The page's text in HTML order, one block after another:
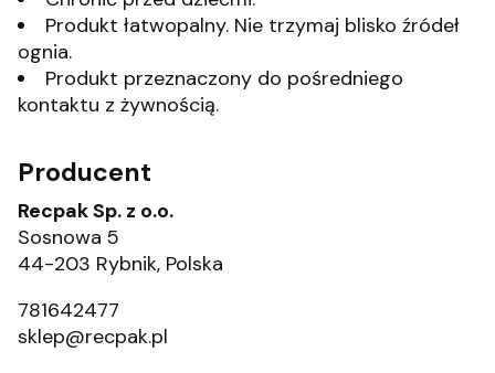
Produkt łatwopalny. Nie trzymaj blisko źródeł
ognia.
Produkt przeznaczony do pośredniego
kontaktu z żywnością.
Producent
Recpak Sp. z o.o.
Sosnowa 5
44-203 Rybnik, Polska
781642477
sklep@recpak.pl